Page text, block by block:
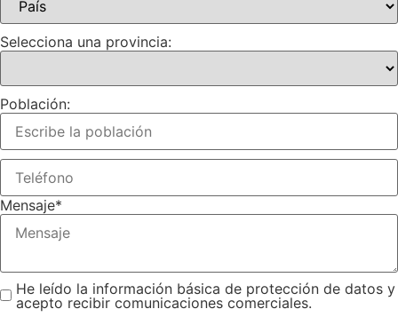
Selecciona una provincia:
Población:
Mensaje*
He leído la información básica de protección de datos y
acepto recibir comunicaciones comerciales.